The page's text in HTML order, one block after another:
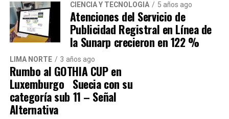
Hacemos un llamado al alcalde Hernán
Sifuentes a que escuche a los vecinos de San
Martín de Porres y solucione los problemas
que aquejan al distrito.
CIENCIA Y TECNOLOGÍA 5 años ago
Atenciones del Servicio de
Publicidad Registral en Línea de
la Sunarp crecieron en 122 %
LIMA NORTE 3 años ago
Rumbo al GOTHIA CUP en
Luxemburgo Suecia con su
categoría sub 11 – Señal
Alternativa